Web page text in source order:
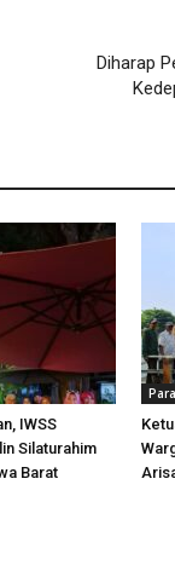
Diharap
IWSS
Silaturahim
Barat